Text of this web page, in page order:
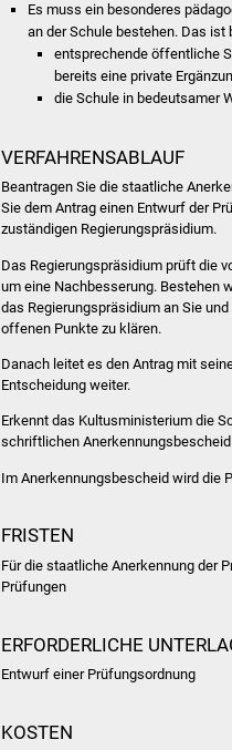
Es muss ein besonderes
an der Schule bestehen. Das ist
entsprechende öffentliche
bereits eine private
die Schule in bedeutsamer
VERFAHRENSABLAUF
Beantragen Sie die staatliche
Sie dem Antrag einen Entwurf der
zuständigen Regierungspräsidium.
Das Regierungspräsidium prüft die
um eine Nachbesserung. Bestehen
das Regierungspräsidium an Sie
offenen Punkte zu klären.
Danach leitet es den Antrag mit
Entscheidung weiter.
Erkennt das Kultusministerium die
schriftlichen
Im Anerkennungsbescheid wird die
FRISTEN
Für die staatliche Anerkennung der
Prüfungen
ERFORDERLICHE
Entwurf einer Prüfungsordnung
KOSTEN